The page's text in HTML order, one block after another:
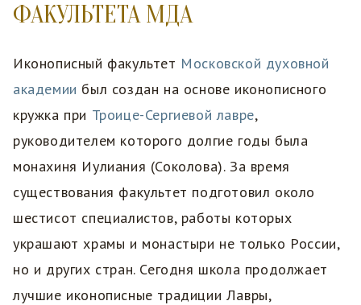
ФАКУЛЬТЕТА МДА
Иконописный факультет Московской духовной
академии был создан на основе иконописного
кружка при Троице-Сергиевой лавре,
руководителем которого долгие годы была
монахиня Иулиания (Соколова). За время
существования факультет подготовил около
шестисот специалистов, работы которых
украшают храмы и монастыри не только России,
но и других стран. Сегодня школа продолжает
лучшие иконописные традиции Лавры,